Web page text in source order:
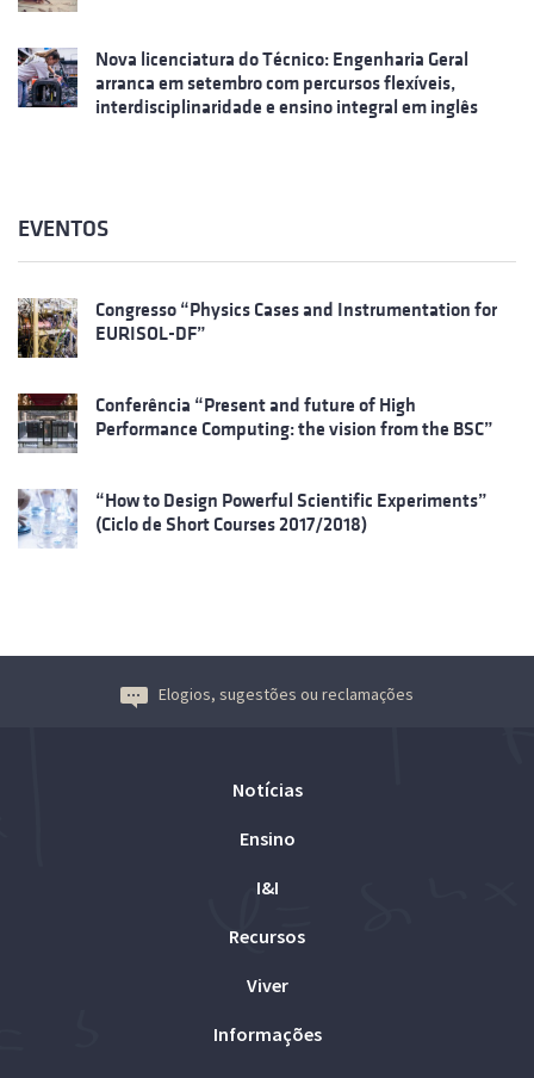
Nova licenciatura do Técnico: Engenharia Geral
arranca em setembro com percursos flexíveis,
interdisciplinaridade e ensino integral em inglês
EVENTOS
Congresso “Physics Cases and Instrumentation for
EURISOL-DF”
Conferência “Present and future of High
Performance Computing: the vision from the BSC”
“How to Design Powerful Scientific Experiments”
(Ciclo de Short Courses 2017/2018)
Elogios, sugestões ou reclamações
Notícias
Ensino
I&I
Recursos
Viver
Informações